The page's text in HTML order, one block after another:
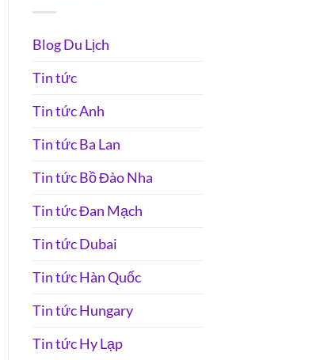
Blog Du Lịch
Tin tức
Tin tức Anh
Tin tức Ba Lan
Tin tức Bồ Đào Nha
Tin tức Đan Mạch
Tin tức Dubai
Tin tức Hàn Quốc
Tin tức Hungary
Tin tức Hy Lạp